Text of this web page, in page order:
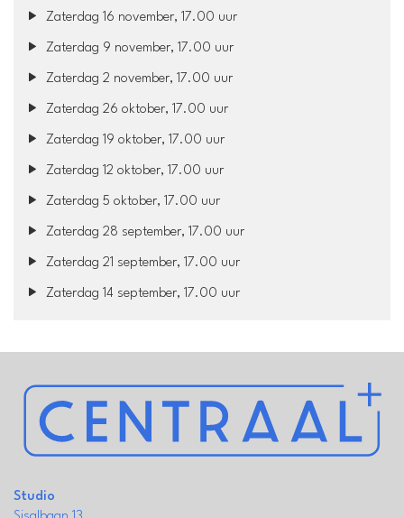
Zaterdag 16 november, 17.00 uur
Zaterdag 9 november, 17.00 uur
Zaterdag 2 november, 17.00 uur
Zaterdag 26 oktober, 17.00 uur
Zaterdag 19 oktober, 17.00 uur
Zaterdag 12 oktober, 17.00 uur
Zaterdag 5 oktober, 17.00 uur
Zaterdag 28 september, 17.00 uur
Zaterdag 21 september, 17.00 uur
Zaterdag 14 september, 17.00 uur
Studio